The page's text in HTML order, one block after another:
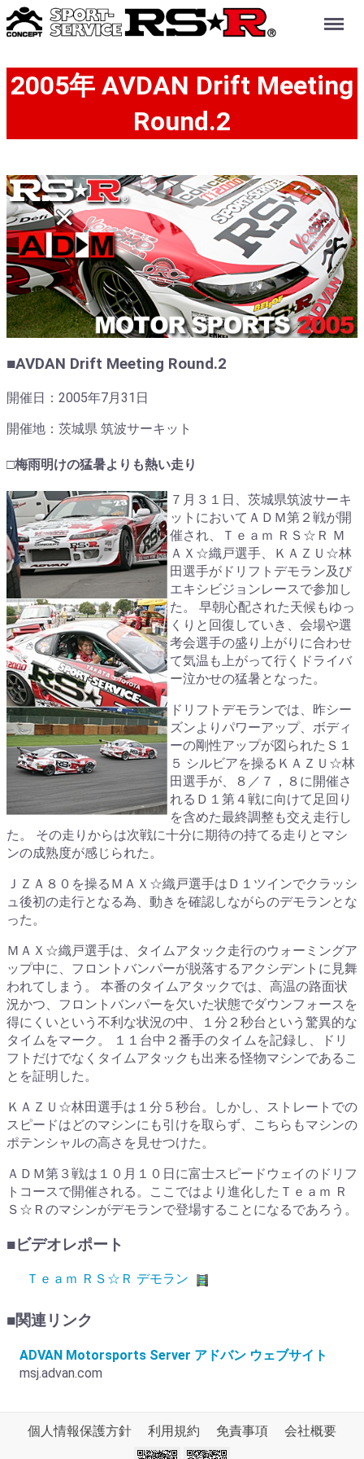
Menu
2005年 AVDAN Drift Meeting
Round.2
■AVDAN Drift Meeting Round.2
開催日：2005年7月31日
開催地：茨城県 筑波サーキット
□梅雨明けの猛暑よりも熱い走り
７月３１日、茨城県筑波サーキ
ットにおいてＡＤＭ第２戦が開
催され、Ｔｅａｍ ＲＳ☆Ｒ Ｍ
ＡＸ☆織戸選手、ＫＡＺＵ☆林
田選手がドリフトデモラン及び
エキシビジョンレースで参加し
た。 早朝心配された天候もゆっ
くりと回復していき、会場や選
考会選手の盛り上がりに合わせ
て気温も上がって行くドライバ
ー泣かせの猛暑となった。
ドリフトデモランでは、昨シー
ズンよりパワーアップ、ボディ
ーの剛性アップが図られたＳ１
５ シルビアを操るＫＡＺＵ☆林
田選手が、８／７，８に開催さ
れるＤ１第４戦に向けて足回り
を含めた最終調整も交え走行し
た。 その走りからは次戦に十分に期待の持てる走りとマシ
ンの成熟度が感じられた。
ＪＺＡ８０を操るＭＡＸ☆織戸選手はＤ１ツインでクラッシ
ュ後初の走行となる為、動きを確認しながらのデモランとな
った。
ＭＡＸ☆織戸選手は、タイムアタック走行のウォーミングア
ップ中に、フロントバンパーが脱落するアクシデントに見舞
われてしまう。 本番のタイムアタックでは、高温の路面状
況かつ、フロントバンパーを欠いた状態でダウンフォースを
得にくいという不利な状況の中、１分２秒台という驚異的な
タイムをマーク。 １１台中２番手のタイムを記録し、ドリ
フトだけでなくタイムアタックも出来る怪物マシンであるこ
とを証明した。
ＫＡＺＵ☆林田選手は１分５秒台。しかし、ストレートでの
スピードはどのマシンにも引けを取らず、こちらもマシンの
ポテンシャルの高さを見せつけた。
ＡＤＭ第３戦は１０月１０日に富士スピードウェイのドリフ
トコースで開催される。ここではより進化したＴｅａｍ Ｒ
Ｓ☆Ｒのマシンがデモランで登場することになるであろう。
■ビデオレポート
Ｔｅａｍ ＲＳ☆Ｒ デモラン
■関連リンク
ADVAN Motorsports Server アドバン ウェブサイト
msj.advan.com
個人情報保護方針 利用規約 免責事項 会社概要